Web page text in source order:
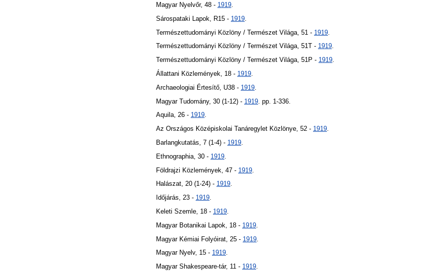
Magyar Nyelvőr, 48 - 1919
Sárospataki Lapok, R15 - 1919
Természettudományi Közlöny / Természet Világa, 51 - 1919
Természettudományi Közlöny / Természet Világa, 51T - 1919.
Természettudományi Közlöny / Természet Világa, 51P - 1919.
Állattani Közlemények, 18 - 1919
Archaeologiai Értesítő, U38 - 1919
Magyar Tudomány, 30 (1-12) - 1919 . pp. 1-336.
Aquila, 26 - 1919.
Az Országos Középiskolai Tanáregylet Közlönye, 52 - 1919.
Barlangkutatás, 7 (1-4) - 1919
Ethnographia, 30 - 1919
Földrajzi Közlemények, 47 - 1919
Halászat, 20 (1-24) - 1919.
Időjárás, 23 - 1919.
Keleti Szemle, 18 - 1919
Magyar Botanikai Lapok, 18 - 1919
Magyar Kémiai Folyóirat, 25 - 1919
Magyar Nyelv, 15 - 1919.
Magyar Shakespeare-tár, 11 - 1919.